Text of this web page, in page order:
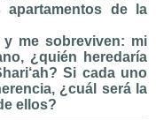
apartamentos de la
me sobreviven: mi
¿quién heredaría
Si cada uno
¿cuál será la
ellos?